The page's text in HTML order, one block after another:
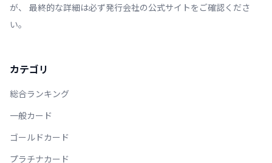
が、 最終的な詳細は必ず発行会社の公式サイトをご確認くださ
い。
カテゴリ
総合ランキング
一般カード
ゴールドカード
プラチナカード